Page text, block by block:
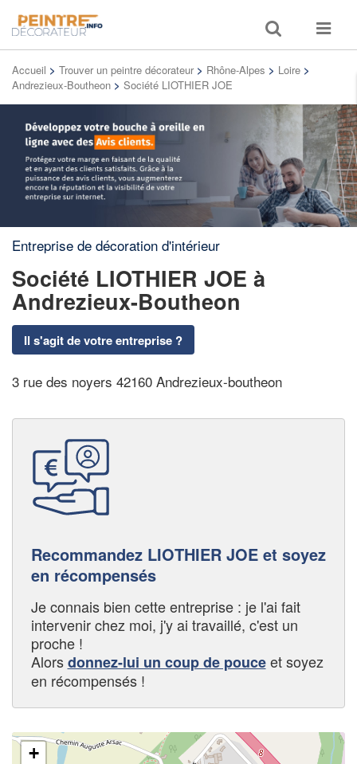
Toggle
search
Toggle
Accueil > Trouver un peintre décorateur > Rhône-Alpes > Loire >
Andrezieux-Boutheon > Société LIOTHIER JOE
Entreprise de décoration d'intérieur
Société LIOTHIER JOE à
Andrezieux-Boutheon
Il s'agit de votre entreprise ?
3 rue des noyers 42160 Andrezieux-boutheon
Recommandez LIOTHIER JOE et soyez
en récompensés
Je connais bien cette entreprise : je l'ai fait
intervenir chez moi, j'y ai travaillé, c'est un
proche !
Alorsdonnez-lui un coup de pouceet soyez
en récompensés !
+